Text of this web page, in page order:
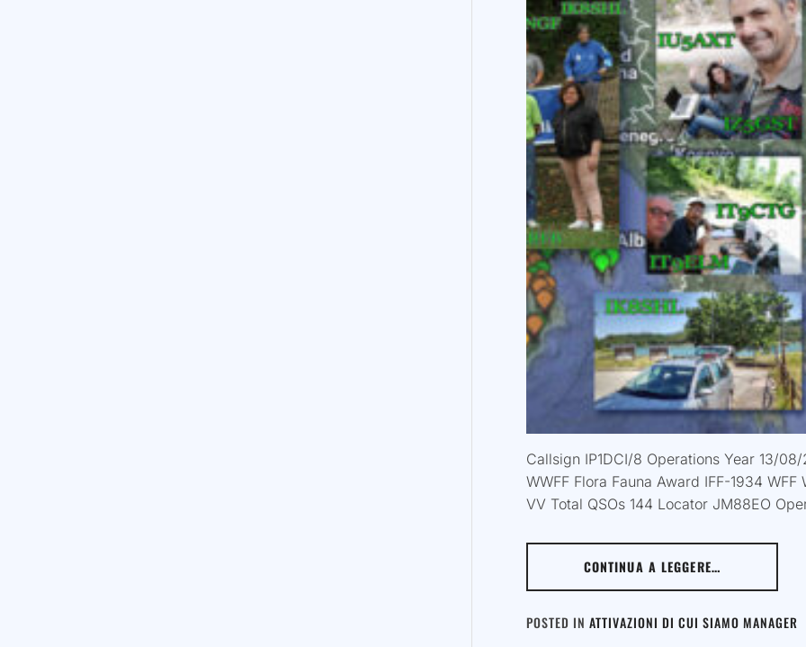
Callsign IP1DCI/8 Operations Year 13/
WWFF Flora Fauna Award IFF-1934
VV Total QSOs 144 Locator JM88EO
CONTINUA A LEGGERE…
POSTED IN ATTIVAZIONI DI CUI SIAMO MANAGER